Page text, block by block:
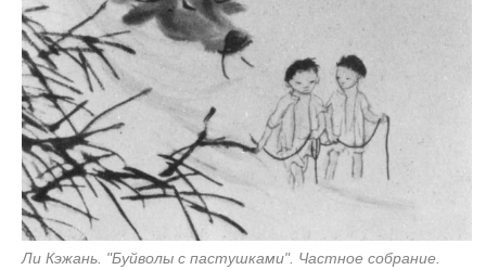
Ли Кэжань. "Буйволы с пастушками". Частное собрание.